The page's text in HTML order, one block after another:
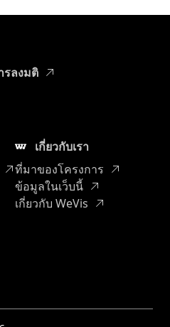
รลงมติ
เกี่ยวกับเรา
ที่มาของโครงการ
ข้อมูลในเว็บนี้
เกี่ยวกับ WeVis